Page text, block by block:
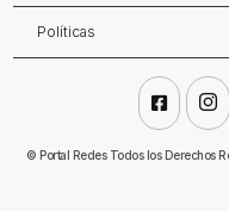
Políticas
 
©Portal Redes Todos los Derechos